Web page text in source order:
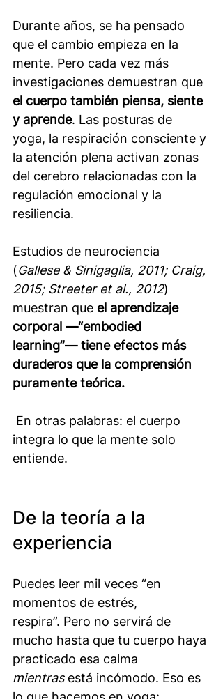
Durante años, se ha pensado
que el cambio empieza en la
mente. Pero cada vez más
investigaciones demuestran que
el cuerpo también piensa, siente
y aprende. Las posturas de
yoga, la respiración consciente y
la atención plena activan zonas
del cerebro relacionadas con la
regulación emocional y la
resiliencia.
Estudios de neurociencia
(Gallese & Sinigaglia, 2011; Craig,
2015; Streeter et al., 2012)
muestran que el aprendizaje
corporal —“embodied
learning”— tiene efectos más
duraderos que la comprensión
puramente teórica.
En otras palabras: el cuerpo
integra lo que la mente solo
entiende.
De la teoría a la
experiencia
Puedes leer mil veces “en
momentos de estrés,
respira”. Pero no servirá de
mucho hasta que tu cuerpo haya
practicado esa calma
mientras está incómodo. Eso es